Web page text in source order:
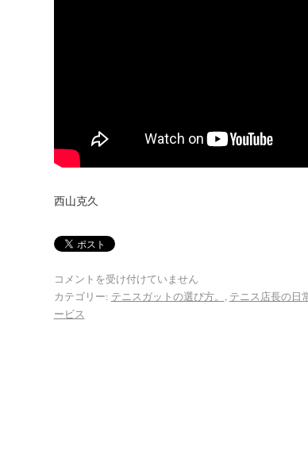
西山克久
コメントを受け付けていません
カテゴリー: テニスガットの選び方。 , テニス店長の日
ービス